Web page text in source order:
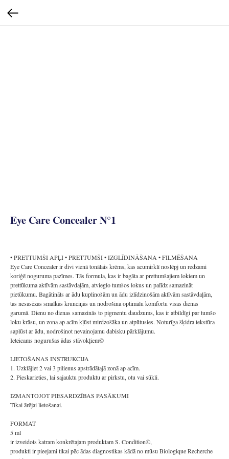
Eye Care Concealer N°1
• PRETTUMŠI APĻI • PRETTUMŠI • IZGLĪDINĀŠANA • FILMĒŠANA
Eye Care Concealer ir divi vienā tonālais krēms, kas acumirklī noslēpj un redzami
koriģē noguruma pazīmes. Tās formula, kas ir bagāta ar prettumšajiem lokiem un
prettūkuma aktīvām sastāvdaļām, atvieglo tumšos lokus un palīdz samazināt
pietūkumu. Bagātināts ar ādu kuplinošām un ādu izlīdzinošām aktīvām sastāvdaļām,
tas nesasēžas smalkās krunciņās un nodrošina optimālu komfortu visas dienas
garumā. Dienu no dienas samazinās to pigmentu daudzums, kas ir atbildīgi par tumšo
loku krāsu, un zona ap acīm kļūst mirdzošāka un atpūtusies. Noturīga šķidra tekstūra
saplūst ar ādu, nodrošinot nevainojamu dabisku pārklājumu.
Ieteicams nogurušas ādas stāvokļiem©
LIETOŠANAS INSTRUKCIJA
1. Uzklājiet 2 vai 3 pilienus apstrādātajā zonā ap acīm.
2. Pieskarieties, lai sajauktu produktu ar pirkstu, otu vai sūkli.
IZMANTOJOT PIESARDZĪBAS PASĀKUMI
Tikai ārējai lietošanai.
FORMAT
5 ml
ir izveidots katram konkrētajam produktam S. Condition©,
produkti ir pieejami tikai pēc ādas diagnostikas kādā no mūsu Biologique Recherche